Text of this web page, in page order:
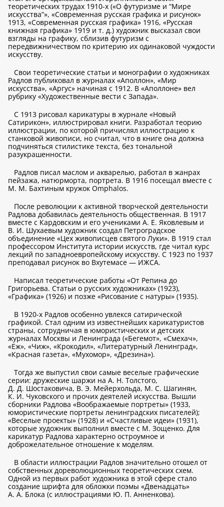
теоретических трудах 1910-х («О футуризме и “Мире
искусства”», «Современная русская графика и рисунок»
1913, «Современная русская графика» 1916, «Русская
книжная графика» 1919 и т. д.) художник высказал свои
взгляды на графику, сблизив футуризм с
передвижничеством по критерию их одинаковой чуждости
искусству.
Свои теоретические статьи и монографии о художниках
Радлов публиковал в журналах «Аполлон», «Мир
искусства», «Аргус» начиная с 1912. В «Аполлоне» вел
рубрику «Художественные вести с Запада».
С 1913 рисовал карикатуры в журнале «Новый
Сатирикон», иллюстрировал книги. Разработал теорию
иллюстрации, по которой причислял иллюстрацию к
станковой живописи, но считал, что в книге она должна
подчиняться стилистике текста, без тональной
разукрашенности.
Радлов писал маслом и акварелью, работал в жанрах
пейзажа, натюрморта, портрета. В 1916 посещал вместе с
М. М. Бахтиным кружок Omphalos.
После революции к активной творческой деятельности
Радлова добавилась деятельность общественная. В 1917
вместе с Кардовским и его учениками А. Е. Яковлевым и
В. И. Шухаевым художник создал Петроградское
объединение «Цех живописцев святого Луки». В 1919 стал
профессором Института истории искусств, где читал курс
лекций по западноевропейскому искусству. С 1923 по 1937
преподавал рисунок во Вхутемасе — ИЖСА.
Написал теоретические работы «От Репина до
Григорьева. Статьи о русских художниках» (1923),
«Графика» (1926) и позже «Рисование с натуры» (1935).
В 1920-х Радлов особенно увлекся сатирической
графикой. Стал одним из известнейших карикатуристов
страны, сотрудничая в юмористических и детских
журналах Москвы и Ленинграда («Бегемот», «Смехач»,
«Еж», «Чиж», «Крокодил», «Литературный Ленинград»,
«Красная газета», «Мухомор», «Дрезина»).
Тогда же выпустил свои самые веселые графические
серии: дружеские шаржи на А. Н. Толстого,
Д. Д. Шостаковича, В. Э. Мейерхольда, М. С. Шагинян,
К. И. Чуковского и прочих деятелей искусства. Вышли
сборники Радлова «Воображаемые портреты» (1933,
юмористические портреты ленинградских писателей);
«Веселые проекты» (1928) и «Счастливые идеи» (1931),
которые художник выполнил вместе с М. Зощенко. Для
карикатур Радлова характерно остроумное и
доброжелательное отношение к моделям.
В области иллюстрации Радлов значительно отошел от
собственных дореволюционных теоретических схем.
Одной из первых работ художника в этой сфере стало
создание шрифта для обложки поэмы «Двенадцать»
А. А. Блока (с иллюстрациями Ю. П. Анненкова).